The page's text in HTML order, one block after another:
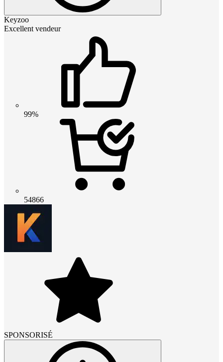
Keyzoo
Excellent vendeur
99%
54866
SPONSORISÉ